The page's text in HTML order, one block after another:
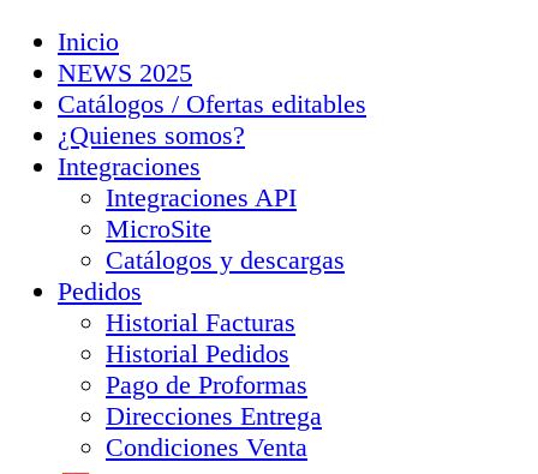
Inicio
NEWS 2025
Catálogos / Ofertas editables
¿Quienes somos?
Integraciones
Integraciones API
MicroSite
Catálogos y descargas
Pedidos
Historial Facturas
Historial Pedidos
Pago de Proformas
Direcciones Entrega
Condiciones Venta